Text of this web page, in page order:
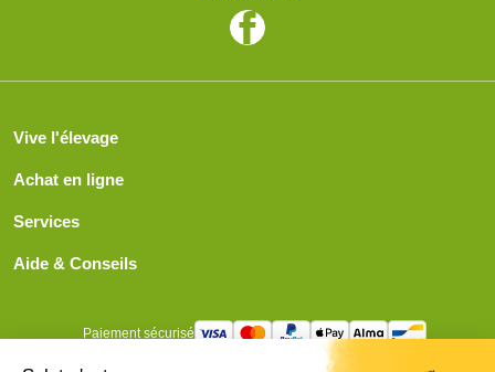
Vive l'élevage
Achat en ligne
Services
Aide & Conseils
Paiement sécurisé